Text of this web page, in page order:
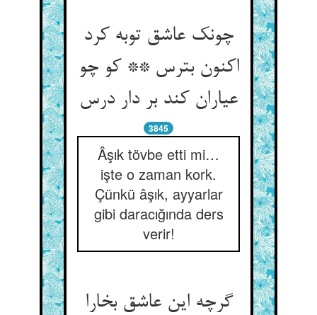
چونک عاشق توبه کرد
اکنون بترس ** کو چو
عیاران کند بر دار درس
3845
Âşık tövbe etti mi…
işte o zaman kork.
Çünkü âşık, ayyarlar
gibi daracığında ders
verir!
گرچه این عاشق بخارا